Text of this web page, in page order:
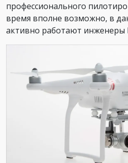
профессионального
время вполне возможно, в
активно работают инженеры